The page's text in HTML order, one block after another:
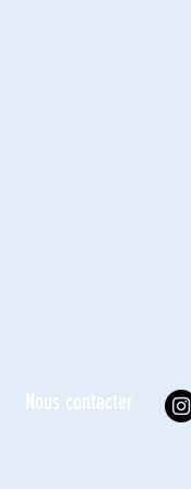
Nous contacter